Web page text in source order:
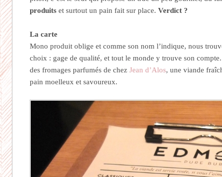
produits et surtout un pain fait sur place.Verdict ?
La carte
Mono produit oblige et comme son nom l’indique, nous
choix : gage de qualité, et tout le monde y trouve son
des fromages parfumés de chezJean d’Alos, une viande
pain moelleux et savoureux.